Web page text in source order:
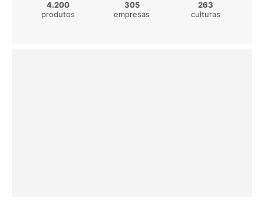
4.200
produtos
305
empresas
263
culturas